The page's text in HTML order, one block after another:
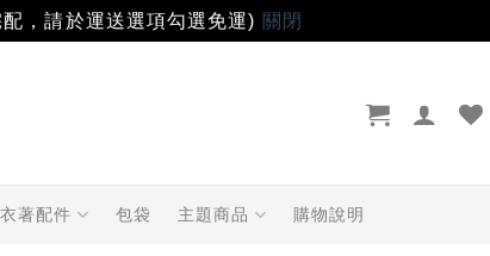
，請於運送選項勾選免運) 關閉
衣著配件 包袋 主題商品 購物說明